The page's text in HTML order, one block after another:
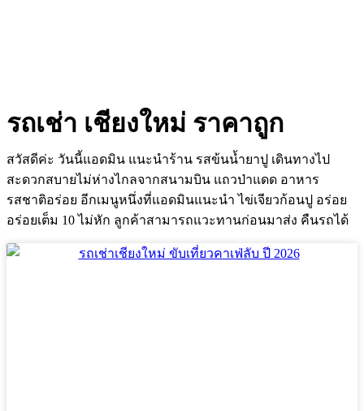
รถเช่า เชียงใหม่ ราคาถูก
สวัสดีค่ะ วันนี้แอดมิน แนะนำร้าน รสข้นน้ำยาปู เดินทางไป
สะดวกสบายไม่ห่างไกลจากสนามบิน แถวป่าแดด อาหาร
รสชาติอร่อย อีกเมนูหนึ่งที่แอดมินแนะนำ ไข่เจียวก้อนปู อร่อย
อร่อยเต็ม 10 ไม่หัก ลูกค้าสามารถแวะทานก่อนมาส่ง คืนรถได้